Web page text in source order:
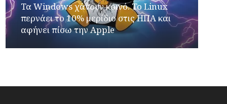
Τα Windows χάνουν κοινό. Το Linux
περνάει το 10% μερίδιο στις ΗΠΑ και
αφήνει πίσω την Apple